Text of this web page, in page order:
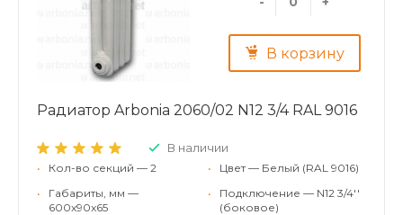
В корзину
Радиатор Arbonia 2060/02 N12 3/4 RAL 9016
В наличии
•
Кол-во секций — 2
•
Габариты, мм —
600x90x65
•
Цвет — Белый (RAL 9016)
•
Подключение — N12 3/4''
(боковое)